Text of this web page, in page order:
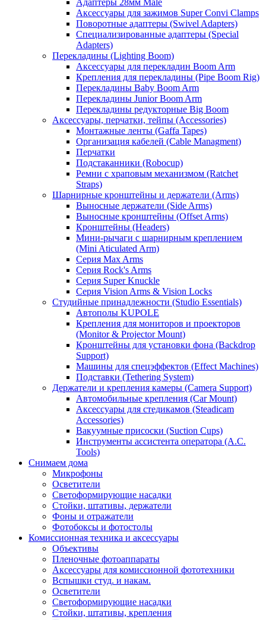
Адаптеры 28мм Male
Аксессуары для зажимов Super Convi Clamps
Поворотные адаптеры (Swivel Adapters)
Специализированные адаптеры (Special
Adapters)
Перекладины (Lighting Boom)
Аксессуары для перекладин Boom Arm
Крепления для перекладины (Pipe Boom Rig)
Перекладины Baby Boom Arm
Перекладины Junior Boom Arm
Перекладины редукторные Big Boom
Аксессуары, перчатки, тейпы (Accessories)
Монтажные ленты (Gaffa Tapes)
Организация кабелей (Cable Managment)
Перчатки
Подстаканники (Robocup)
Ремни с храповым механизмом (Ratchet
Straps)
Шарнирные кронштейны и держатели (Arms)
Выносные держатели (Side Arms)
Выносные кронштейны (Offset Arms)
Кронштейны (Headers)
Мини-рычаги с шарнирным креплением
(Mini Aticulated Arm)
Серия Max Arms
Серия Rock's Arms
Серия Super Knuckle
Серия Vision Arms & Vision Locks
Студийные принадлежности (Studio Essentials)
Автополы KUPOLE
Крепления для мониторов и проекторов
(Monitor & Projector Mount)
Кронштейны для установки фона (Backdrop
Support)
Машины для спецэффектов (Effect Machines)
Подставки (Tethering System)
Держатели и крепления камеры (Camera Support)
Автомобильные крепления (Car Mount)
Аксессуары для стедикамов (Steadicam
Accessories)
Вакуумные присоски (Suction Cups)
Инструменты ассистента оператора (A.C.
Tools)
Снимаем дома
Микрофоны
Осветители
Светоформирующие насадки
Стойки, штативы, держатели
Фоны и отражатели
Фотобоксы и фотостолы
Комиссионная техника и аксессуары
Объективы
Пленочные фотоаппараты
Аксессуары для комиссионной фототехники
Вспышки студ. и накам.
Осветители
Светоформирующие насадки
Стойки, штативы, крепления